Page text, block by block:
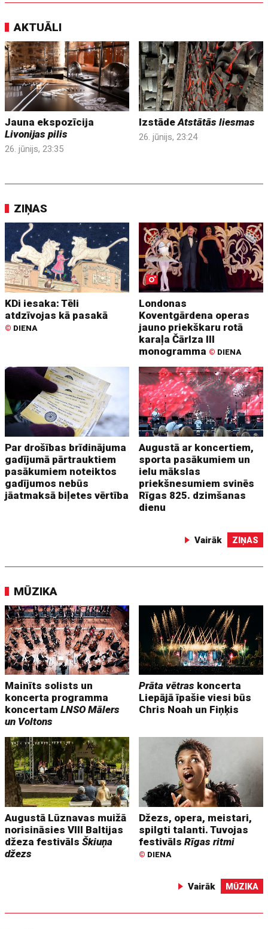
AKTUĀLI
Jauna ekspozīcija
Livonijas pilis
26. jūnijs, 23:35
IzstādeAtstātās liesmas
26. jūnijs, 23:24
ZIŅAS
KDi iesaka: Tēli
atdzīvojas kā pasakā
© DIENA
Londonas
Koventgārdena operas
jauno priekškaru rotā
karaļa Čārlza III
monogramma © DIENA
Par drošības brīdinājuma
gadījumā pārtrauktiem
pasākumiem noteiktos
gadījumos nebūs
jāatmaksā biļetes vērtība
Augustā ar koncertiem,
sporta pasākumiem un
ielu mākslas
priekšnesumiem svinēs
Rīgas 825. dzimšanas
dienu
Vairāk ZIŅAS
MŪZIKA
Mainīts solists un
koncerta programma
koncertamLNSO Mālers
un Voltons
Prāta vētras koncerta
Liepājā īpašie viesi būs
Chris Noah un Fiņķis
Augustā Lūznavas muižā
norisināsies VIII Baltijas
džeza festivālsŠkiuņa
džezs
Džezs, opera, meistari,
spilgti talanti. Tuvojas
festivālsRīgas ritmi
© DIENA
Vairāk MŪZIKA